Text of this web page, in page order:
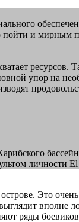
и мирным
ресурсов.
упор на
личности El
Это
вполне
ряды